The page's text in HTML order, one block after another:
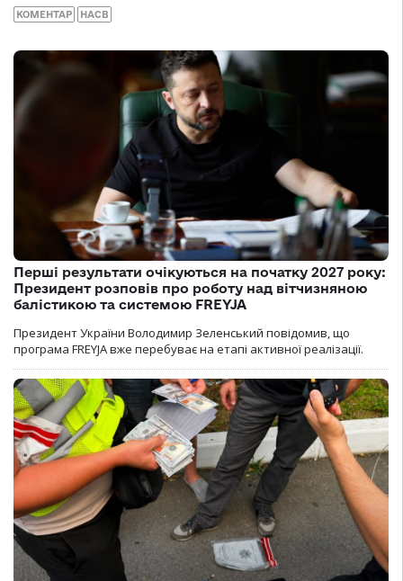
КОМЕНТАР НАСВ
Перші результати очікуються на початку 2027 року:
Президент розповів про роботу над вітчизняною
балістикою та системою FREYJA
Президент України Володимир Зеленський повідомив, що
програма FREYJA вже перебуває на етапі активної реалізації.